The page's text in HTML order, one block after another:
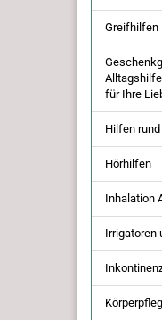
Greifhilfen
für Ihre
Hilfen
Hörhilfen
Inhalation
Irrigatoren